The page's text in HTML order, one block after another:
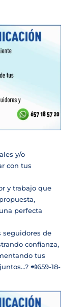
y/o
con tus
y trabajo que
perfecta
seguidores de
confianza,
tus
📲659-18-